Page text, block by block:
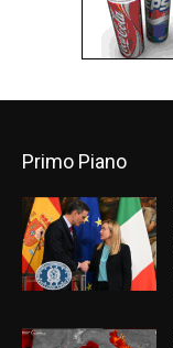
Primo Piano